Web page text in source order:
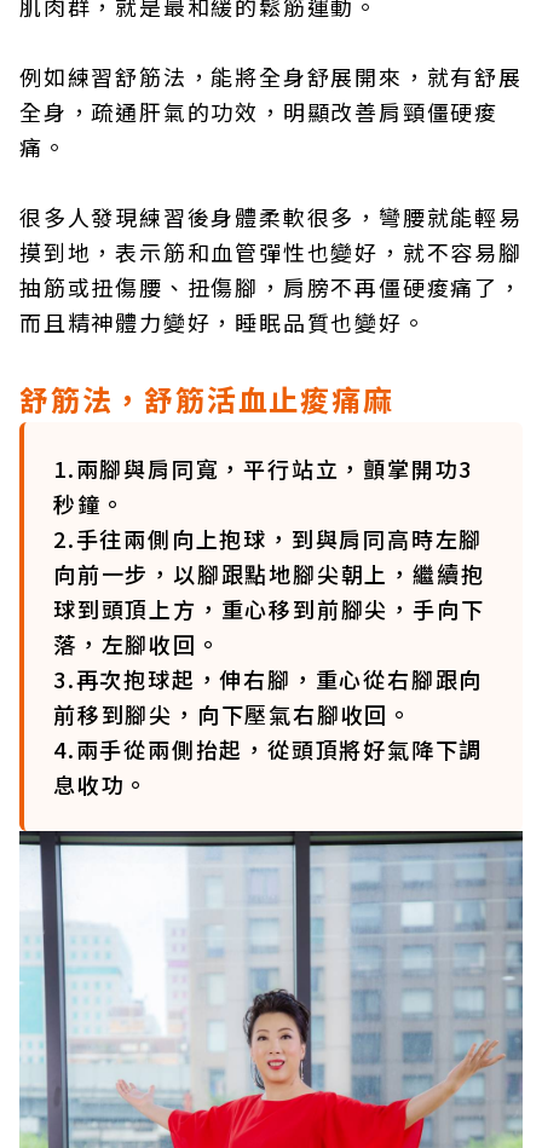
例如練習舒筋法，能將全身舒展開來，就有舒展
全身，疏通肝氣的功效，明顯改善肩頸僵硬痠
痛。
很多人發現練習後身體柔軟很多，彎腰就能輕易
摸到地，表示筋和血管彈性也變好，就不容易腳
抽筋或扭傷腰、扭傷腳，肩膀不再僵硬痠痛了，
而且精神體力變好，睡眠品質也變好。
舒筋法，舒筋活血止痠痛麻
1.兩腳與肩同寬，平行站立，顫掌開功3
秒鐘。
2.手往兩側向上抱球，到與肩同高時左腳
向前一步，以腳跟點地腳尖朝上，繼續抱
球到頭頂上方，重心移到前腳尖，手向下
落，左腳收回。
3.再次抱球起，伸右腳，重心從右腳跟向
前移到腳尖，向下壓氣右腳收回。
4.兩手從兩側抬起，從頭頂將好氣降下調
息收功。